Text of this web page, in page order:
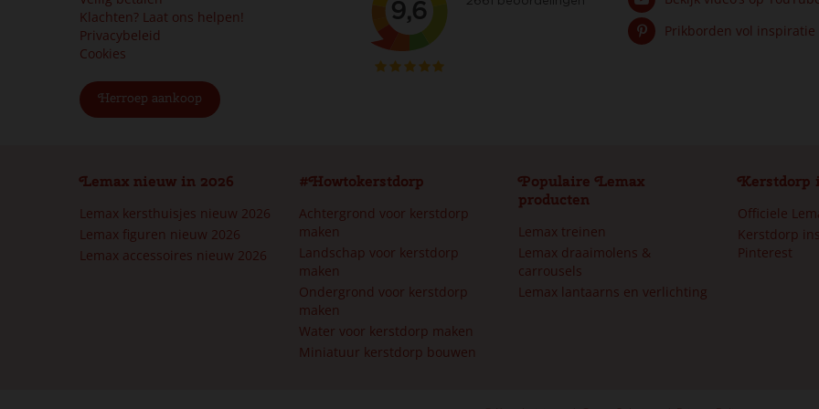
Klachten? Laat ons helpen!
Privacybeleid
Cookies
Herroep aankoop
Prikborden vol inspiratie
Lemax nieuw in 2026
Lemax kersthuisjes nieuw 2026
Lemax figuren nieuw 2026
Lemax accessoires nieuw 2026
#Howtokerstdorp
Achtergrond voor kerstdorp
maken
Landschap voor kerstdorp
maken
Ondergrond voor kerstdorp
maken
Water voor kerstdorp maken
Miniatuur kerstdorp bouwen
Populaire Lemax
producten
Lemax treinen
Lemax draaimolens &
carrousels
Lemax lantaarns en verlichting
Kerstdorp
Officiele
Kerstdorp
Pinterest